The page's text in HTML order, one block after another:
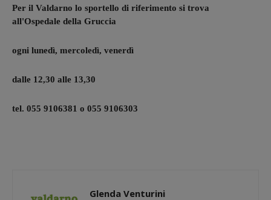
Per il Valdarno lo sportello di riferimento si trova
all'Ospedale della Gruccia
ogni lunedì, mercoledì, venerdì
dalle 12,30 alle 13,30
tel. 055 9106381 o 055 9106303
Glenda Venturini